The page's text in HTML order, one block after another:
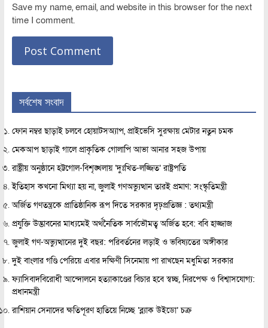
Save my name, email, and website in this browser for the next
time I comment.
সর্বশেষ সংবাদ
ফোন নম্বর ছাড়াই চলবে হোয়াটসঅ্যাপ, প্রাইভেসি সুরক্ষায় মেটার নতুন চমক
মেকআপ ছাড়াই গালে প্রাকৃতিক গোলাপি আভা আনার সহজ উপায়
রাষ্ট্রীয় অনুষ্ঠানে হট্টগোল-বিশৃঙ্খলায় ‘দুঃখিত-লজ্জিত’ রাষ্ট্রপতি
ইতিহাস কখনো মিথ্যা হয় না, জুলাই গণঅভ্যুত্থান তারই প্রমাণ: সংস্কৃতিমন্ত্রী
অর্জিত গণতন্ত্রকে প্রাতিষ্ঠানিক রূপ দিতে সরকার দৃঢ়প্রতিজ্ঞ : তথ্যমন্ত্রী
প্রযুক্তি উদ্ভাবনের মাধ্যমেই অর্থনৈতিক সার্বভৌমত্ব অর্জিত হবে: ববি হাজ্জাজ
জুলাই গণ-অভ্যুত্থানের দুই বছর: পরিবর্তনের লড়াই ও ভবিষ্যতের অঙ্গীকার
দুই বাংলার গণ্ডি পেরিয়ে এবার দক্ষিণী সিনেমায় পা রাখছেন মধুমিতা সরকার
ফ্যাসিবাদবিরোধী আন্দোলনে হত্যাকাণ্ডের বিচার হবে স্বচ্ছ, নিরপেক্ষ ও বিশ্বাসযোগ্য:
প্রধানমন্ত্রী
রাশিয়ান সেনাদের ক্ষতিপূরণ হাতিয়ে নিচ্ছে ‘ব্ল্যাক উইডো’ চক্র